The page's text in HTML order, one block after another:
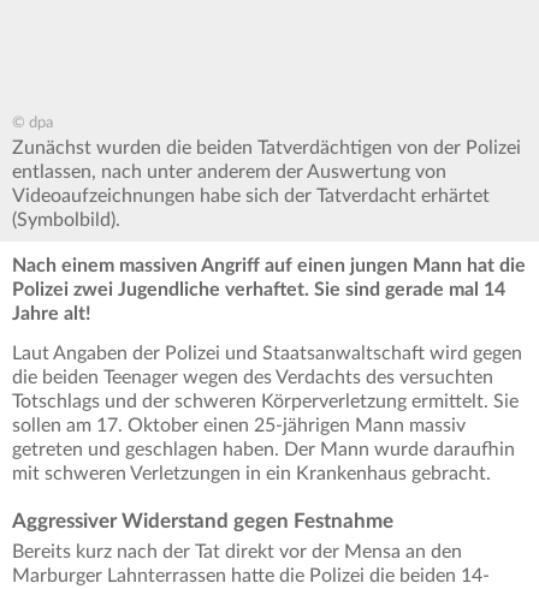
© dpa
Zunächst wurden die beiden Tatverdächtigen von der Polizei
entlassen, nach unter anderem der Auswertung von
Videoaufzeichnungen habe sich der Tatverdacht erhärtet
(Symbolbild).
Nach einem massiven Angriff auf einen jungen Mann hat die
Polizei zwei Jugendliche verhaftet. Sie sind gerade mal 14
Jahre alt!
Laut Angaben der Polizei und Staatsanwaltschaft wird gegen
die beiden Teenager wegen des Verdachts des versuchten
Totschlags und der schweren Körperverletzung ermittelt. Sie
sollen am 17. Oktober einen 25-jährigen Mann massiv
getreten und geschlagen haben. Der Mann wurde daraufhin
mit schweren Verletzungen in ein Krankenhaus gebracht.
Aggressiver Widerstand gegen Festnahme
Bereits kurz nach der Tat direkt vor der Mensa an den
Marburger Lahnterrassen hatte die Polizei die beiden 14-